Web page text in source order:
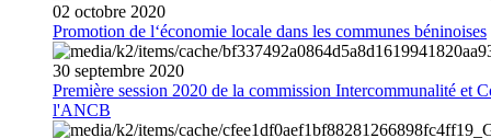
02 octobre 2020
Promotion de l‘économie locale dans les communes béninoises
30 septembre 2020
Première session 2020 de la commission Intercommunalité et
l'ANCB